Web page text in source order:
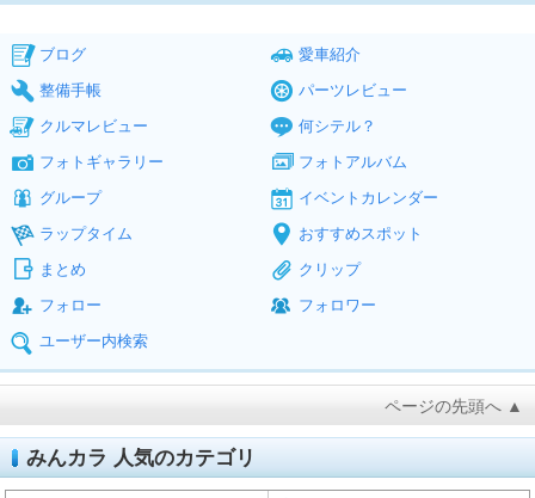
ブログ
愛車紹介
整備手帳
パーツレビュー
クルマレビュー
何シテル？
フォトギャラリー
フォトアルバム
グループ
イベントカレンダー
ラップタイム
おすすめスポット
まとめ
クリップ
フォロー
フォロワー
ユーザー内検索
ページの先頭へ ▲
みんカラ 人気のカテゴリ